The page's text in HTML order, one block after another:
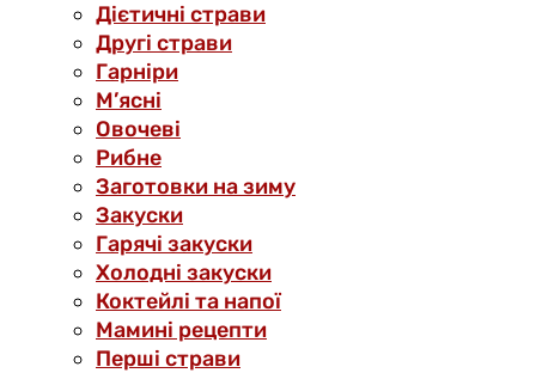
Дієтичні страви
Другі страви
Гарніри
М’ясні
Овочеві
Рибне
Заготовки на зиму
Закуски
Гарячі закуски
Холодні закуски
Коктейлі та напої
Мамині рецепти
Перші страви